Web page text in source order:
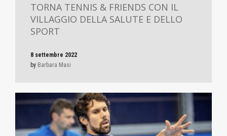
TORNA TENNIS & FRIENDS CON IL
VILLAGGIO DELLA SALUTE E DELLO
SPORT
8 settembre 2022
by Barbara Masi